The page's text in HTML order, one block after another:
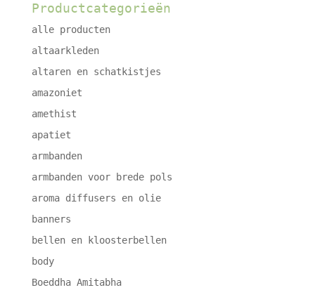
Productcategorieën
alle producten
altaarkleden
altaren en schatkistjes
amazoniet
amethist
apatiet
armbanden
armbanden voor brede pols
aroma diffusers en olie
banners
bellen en kloosterbellen
body
Boeddha Amitabha